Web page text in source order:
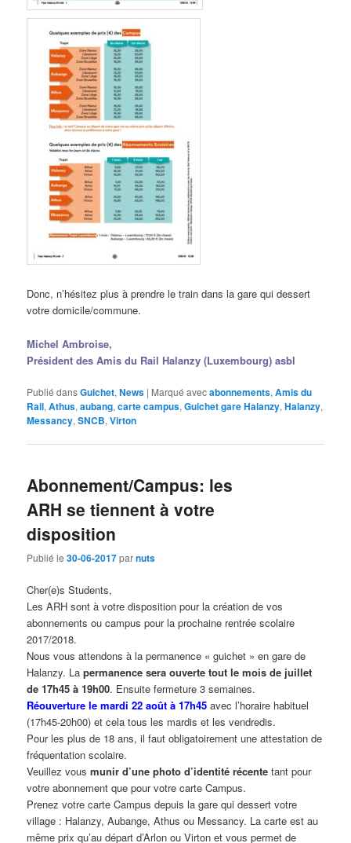
Donc, n’hésitez plus à prendre le train dans la gare qui dessert
votre domicile/commune.
Michel Ambroise,
Président des Amis du Rail Halanzy (Luxembourg) asbl
Publié dansGuichet,News | Marqué avecabonnements,Amis du
Rail,Athus,aubang,carte campus,Guichet gare Halanzy,Halanzy,
Messancy,SNCB,Virton
Abonnement/Campus: les
ARH se tiennent à votre
disposition
Publié le30-06-2017parnuts
Cher(e)s Students,
Les ARH sont à votre disposition pour la création de vos
abonnements ou campus pour la prochaine rentrée scolaire
2017/2018.
Nous vous attendons à la permanence « guichet » en gare de
Halanzy. Lapermanence sera ouverte tout le mois de juillet
de 17h45 à 19h00. Ensuite fermeture 3 semaines.
Réouverture le mardi 22 août à 17h45 avec l’horaire habituel
(17h45-20h00) et cela tous les mardis et les vendredis.
Pour les plus de 18 ans, il faut obligatoirement une attestation de
fréquentation scolaire.
Veuillez vousmunir d’une photo d’identité récente tant pour
votre abonnement que pour votre carte Campus.
Prenez votre carte Campus depuis la gare qui dessert votre
village : Halanzy, Aubange, Athus ou Messancy. La carte est au
même prix qu’au départ d’Arlon ou Virton et vous permet de